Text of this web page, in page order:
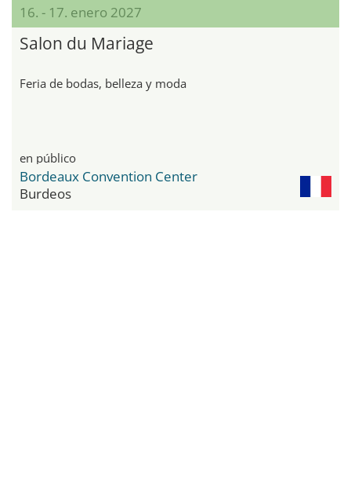
16. - 17. enero 2027
Salon du Mariage
Feria de bodas, belleza y moda
en público
Bordeaux Convention Center
Burdeos